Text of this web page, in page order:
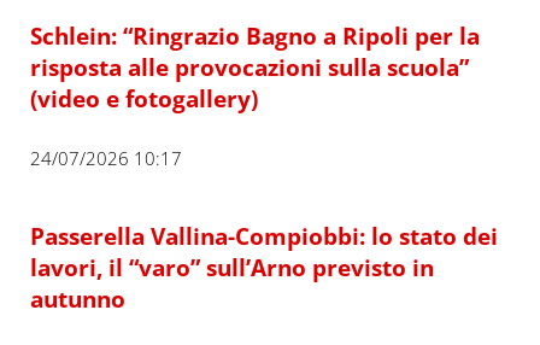
Schlein: “Ringrazio Bagno a Ripoli per la
risposta alle provocazioni sulla scuola”
(video e fotogallery)
24/07/2026 10:17
Passerella Vallina-Compiobbi: lo stato dei
lavori, il “varo” sull’Arno previsto in
autunno